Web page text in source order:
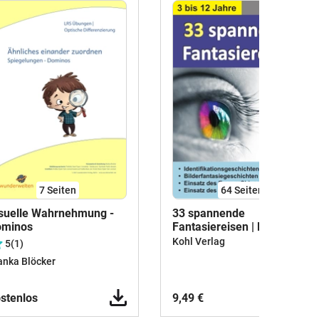
7Seiten
Wahrnehmung -
5(1)
Blöcker
64Seiten
33 spannende
Fantasiereisen | Deutsch
Kindergarten Vorschule
Traumreisen, Achtsamkeit,
Klangstab, Regenstock
Kohl Verlag
9,49 €